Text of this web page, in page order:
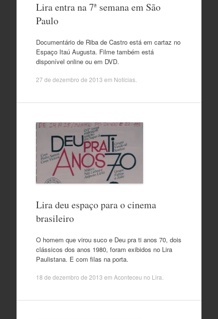
Lira entra na 7ª semana em São
Paulo
Documentário de Riba de Castro está em cartaz no
Espaço Itaú Augusta. Filme também está
disponível online ou em DVD.
27 de dezembro de 2013 em Notícias.
Lira deu espaço para o cinema
brasileiro
O homem que virou suco e Deu pra ti anos 70, dois
clássicos dos anos 1980, foram exibidos no Lira
Paulistana. E com filas na porta.
18 de dezembro de 2013 em Aconteceu no Lira